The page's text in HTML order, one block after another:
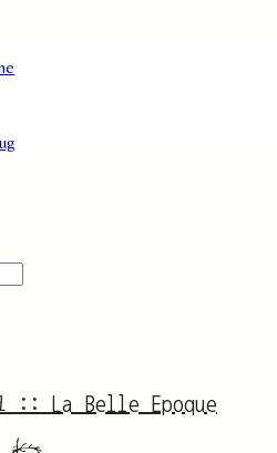
:: La Belle Epoque